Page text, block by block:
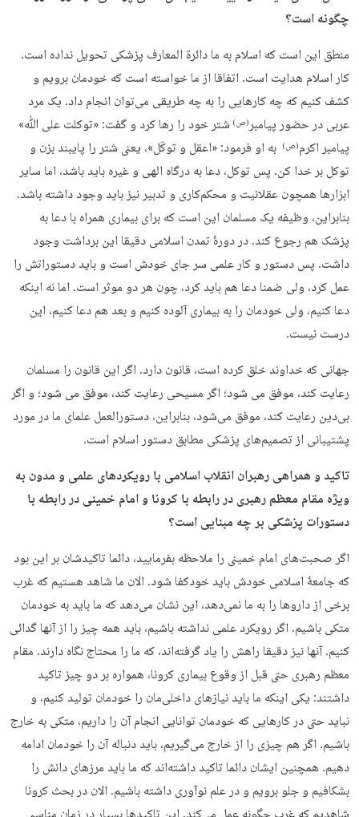
چگونه است؟
منطق این است که اسلام به ما دائرة المعارف پزشکی تحویل نداده است.
کار اسلام هدایت است. اتفاقا از ما خواسته است که خودمان برویم و
کشف کنیم که چه کارهایی را به چه طریقی می‌توان انجام داد. یک مرد
عربی در حضور پیامبر(ص) شتر خود را رها کرد و گفت: «توکلت علی ﷲ»
پیامبر اکرم(ص) به او فرمود: «اعقل و توکَل»، یعنی شتر را پایبند بزن و
توکل بر خدا کن. پس توکل، دعا به درگاه الهی و غیره باید باشد، اما سایر
ابزارها همچون عقلانیت و محکم‌کاری و تدبیر نیز باید وجود داشته باشد.
بنابراین، وظیفه یک مسلمان این است که برای بیماری همراه با دعا به
پزشک هم رجوع کند. در دورۀ تمدن اسلامی دقیقا این برداشت وجود
داشت. پس دستور و کار علمی سر جای خودش است و باید دستوراتش را
عمل کرد، ولی ضمنا دعا هم باید کرد، چون هر دو موثر است. اما نه اینکه
دعا کنیم، ولی خودمان را به بیماری آلوده کنیم و بعد هم دعا کنیم، این
درست نیست.
جهانی که خداوند خلق کرده است، قانون دارد. اگر این قانون را مسلمان
رعایت کند، موفق می شود؛ اگر مسیحی رعایت کند، موفق می شود؛ و اگر
بی‌دین رعایت کند، موفق می‌شود، بنابراین، دستورالعمل علمای ما در مورد
پشتیبانی از تصمیم‌های پزشکی مطابق دستور اسلام است.
تاکید و همراهی رهبران انقلاب اسلامی با رویکردهای علمی و مدون به
ویژه مقام معظم رهبری در رابطه با کرونا و امام خمینی در رابطه با
دستورات پزشکی بر چه مبنایی است؟
اگر صحبت‌های امام خمینی را ملاحظه بفرمایید، دائما تاکیدشان بر این بود
که جامعۀ اسلامی خودش باید خودکفا شود. الان ما شاهد هستیم که غرب
برخی از داروها را به ما نمی‌دهد، این نشان می‌دهد که ما باید به خودمان
متکی باشیم. اگر رویکرد علمی نداشته باشیم، باید همه چیز را از آنها گدائی
کنیم. آنها نیز دقیقا راهش را یاد گرفته‌اند، که ما را محتاج نگاه دارند. مقام
معظم رهبری حتی قبل از وقوع بیماری کرونا، همواره بر دو چیز تاکید
داشتند: یکی اینکه ما باید نیازهای داخلی‌مان را خودمان تولید کنیم، و
نباید حتی در کارهایی که خودمان توانایی انجام آن را داریم، متکی به خارج
باشیم. اگر هم چیزی را از خارج می‌گیریم، باید دنباله آن را خودمان ادامه
دهیم. همچنین ایشان دائما تاکید داشته‌اند که ما باید مرزهای دانش را
بشکافیم و جلو برویم و در علم نوآوری داشته باشیم. الان در بحث کرونا